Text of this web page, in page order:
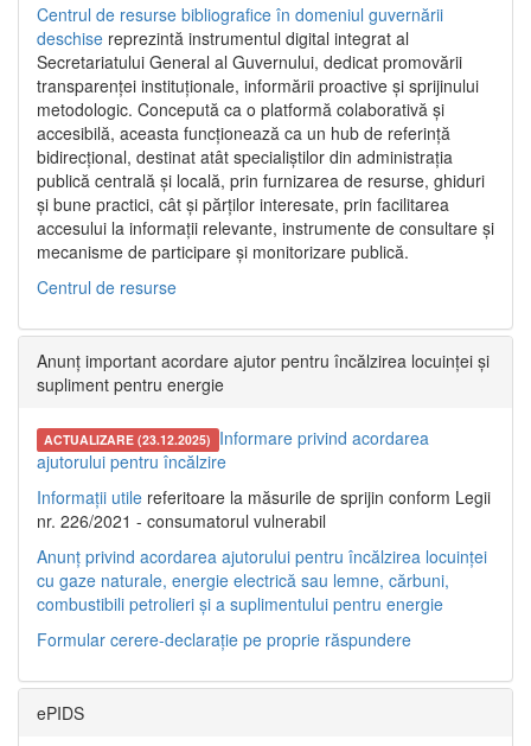
Centrul de resurse bibliografice în domeniul guvernării
deschise reprezintă instrumentul digital integrat al
Secretariatului General al Guvernului, dedicat promovării
transparenței instituționale, informării proactive și sprijinului
metodologic. Concepută ca o platformă colaborativă și
accesibilă, aceasta funcționează ca un hub de referință
bidirecțional, destinat atât specialiștilor din administrația
publică centrală și locală, prin furnizarea de resurse, ghiduri
și bune practici, cât și părților interesate, prin facilitarea
accesului la informații relevante, instrumente de consultare și
mecanisme de participare și monitorizare publică.
Centrul de resurse
Anunț important acordare ajutor pentru încălzirea locuinței și
supliment pentru energie
ACTUALIZARE (23.12.2025) Informare privind acordarea
ajutorului pentru încălzire
Informații utile referitoare la măsurile de sprijin conform Legii
nr. 226/2021 - consumatorul vulnerabil
Anunț privind acordarea ajutorului pentru încălzirea locuinței
cu gaze naturale, energie electrică sau lemne, cărbuni,
combustibili petrolieri și a suplimentului pentru energie
Formular cerere-declarație pe proprie răspundere
ePIDS